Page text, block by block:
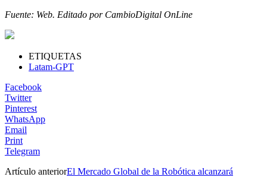
Fuente: Web. Editado por CambioDigital OnLine
ETIQUETAS
Latam-GPT
Facebook
Twitter
Pinterest
WhatsApp
Email
Print
Telegram
Artículo anteriorEl Mercado Global de la Robótica alcanzará